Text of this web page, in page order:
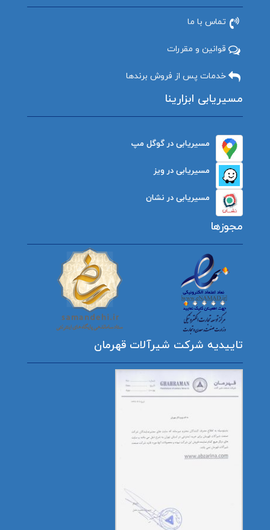
تماس با ما
قوانین و مقررات
خدمات پس از فروش برندها
مسیریابی ابزارینا
مسیریابی در گوگل مپ
مسیریابی در ویز
مسیریابی در نشان
مجوزها
تاییدیه شرکت شیرآلات قهرمان